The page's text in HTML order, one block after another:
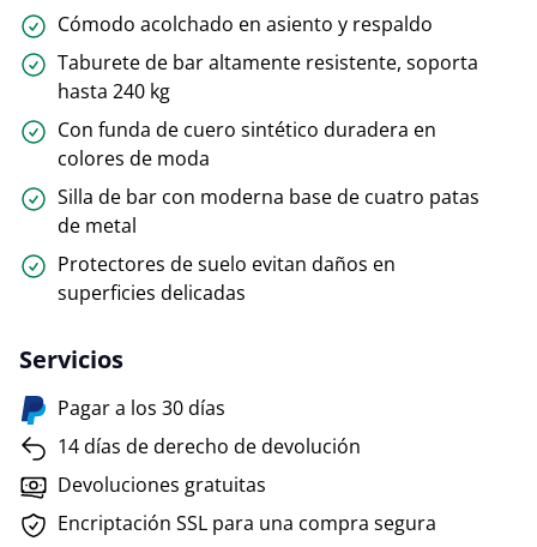
Cómodo acolchado en asiento y respaldo
Taburete de bar altamente resistente, soporta
hasta 240 kg
Con funda de cuero sintético duradera en
colores de moda
Silla de bar con moderna base de cuatro patas
de metal
Protectores de suelo evitan daños en
superficies delicadas
Servicios
Pagar a los 30 días
14 días de derecho de devolución
Devoluciones gratuitas
Encriptación SSL para una compra segura